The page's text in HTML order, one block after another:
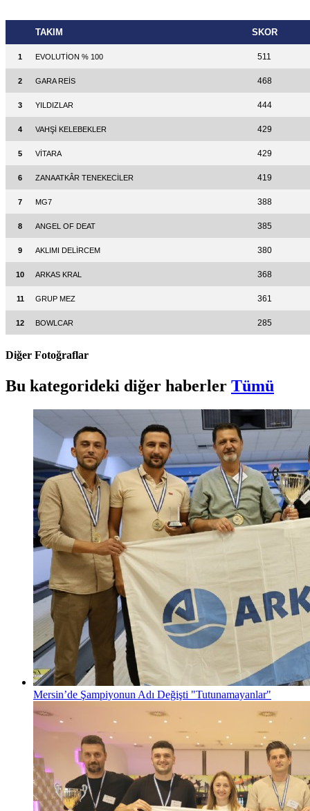
TAKIM SKOR
1 EVOLUTİON % 100 511
2 GARA REİS 468
3 YILDIZLAR 444
4 VAHŞİ KELEBEKLER 429
5 VİTARA 429
6 ZANAATKÂR TENEKECİLER 419
7 MG7 388
8 ANGEL OF DEAT 385
9 AKLIMI DELİRCEM 380
10 ARKAS KRAL 368
11 GRUP MEZ 361
12 BOWLCAR 285
Diğer Fotoğraflar
Bu kategorideki diğer haberler Tümü
Mersin’de Şampiyonun Adı Değişti "Tutunamayanlar"